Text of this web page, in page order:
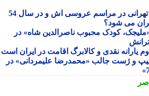
در مراسم عروسی اش و در سال 54
می شود؟
کودک محبوب ناصرالدین شاه» در
نقدی و کالابرگ اقامت در ایران است
ژست جالب «محمدرضا علیمردانی» در